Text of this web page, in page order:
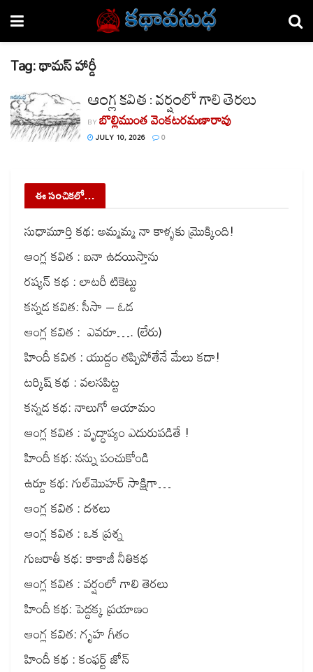
Tag:థామస్ హార్డీ
ఆంగ్ల కవిత : వర్షంలో గాలి తెరలు
BY బొల్లిముంత వెంకటరమణారావు
JULY 10, 2026 0
ఈ సంచికలో…
సుధామూర్తి కథ: అమ్మమ్మ నా కాళ్ళకు మ్రొక్కింది!
ఆంగ్ల కవిత : ఐనా ఉదయిస్తాను
రష్యన్ కథ : లాటరీ టికెట్టు
కన్నడ కవిత: సీసా – ఓడ
ఆంగ్ల కవిత : ఎవరూ…. (లేరు)
హిందీ కవిత : యుద్దం తప్పిపోతేనే మేలు కదా!
టర్కిష్ కథ : వలసపిట్ట
కన్నడ కథ: నాలుగో ఆయామం
ఆంగ్ల కవిత : వృద్ధాప్యం ఎదురుపడితే !
హిందీ కథ: నన్ను పంచుకోండి
ఉర్దూ కథ: గుల్‌మొహర్ సాక్షిగా…
ఆంగ్ల కవిత : దశలు
ఆంగ్ల కవిత : ఒక ప్రశ్న
గుజరాతీ కథ: కాకాజీ నీతికథ
ఆంగ్ల కవిత : వర్షంలో గాలి తెరలు
హిందీ కథ: పెద్దక్క ప్రయాణం
ఆంగ్ల కవిత: గృహ గీతం
హిందీ కథ : కంఫర్ట్ జోన్